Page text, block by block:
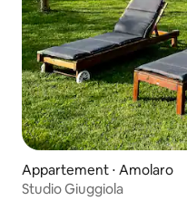
Appartement ⋅ Amolaro
Studio Giuggiola